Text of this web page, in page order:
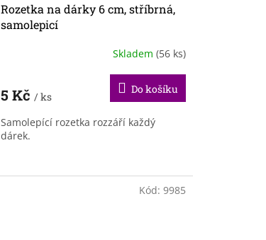
Rozetka na dárky 6 cm, stříbrná,
samolepicí
Skladem (56 ks)
5 Kč / ks
Do košíku
Samolepící rozetka rozzáří každý
dárek.
Kód: 9985